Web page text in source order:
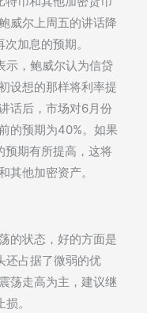
威尔上周五的讲话降
加息的预期。
，鲍威尔认为信贷
设想的那样将利率提
话后，市场对6月份
的预期为40%。如果
预期有所提高，这将
其他加密资产。
的状态，好的方面是
还占据了微弱的优
荡走高为主，建议继
。